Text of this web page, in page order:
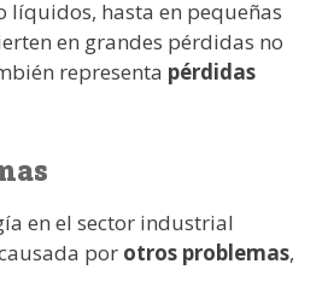
líquidos, hasta en pequeñas
en grandes pérdidas no
representa pérdidas
en el sector industrial
por otros problemas,